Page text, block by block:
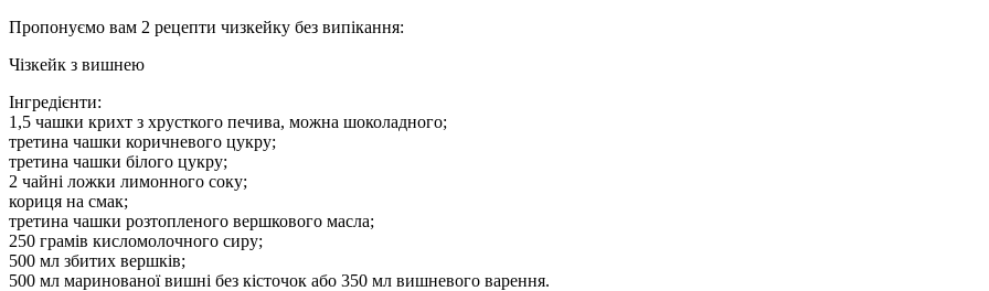
Пропонуємо вам 2 рецепти чизкейку без випікання:
Чізкейк з вишнею
Інгредієнти:
1,5 чашки крихт з хрусткого печива, можна шоколадного;
третина чашки коричневого цукру;
третина чашки білого цукру;
2 чайні ложки лимонного соку;
кориця на смак;
третина чашки розтопленого вершкового масла;
250 грамів кисломолочного сиру;
500 мл збитих вершків;
500 мл маринованої вишні без кісточок або 350 мл вишневого варення.